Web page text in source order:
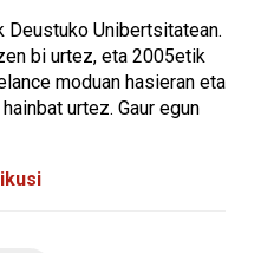
Unibertsitatean.
bi urtez, eta 2005etik
moduan hasieran eta
urtez. Gaur egun